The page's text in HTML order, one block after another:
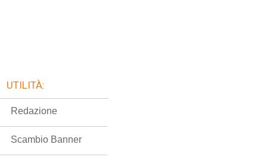
UTILITÀ:
Redazione
Scambio Banner